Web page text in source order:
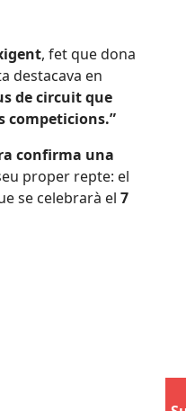
, fet que dona
destacava en
de circuit que
competicions.”
confirma una
proper repte: el
se celebrarà el 7